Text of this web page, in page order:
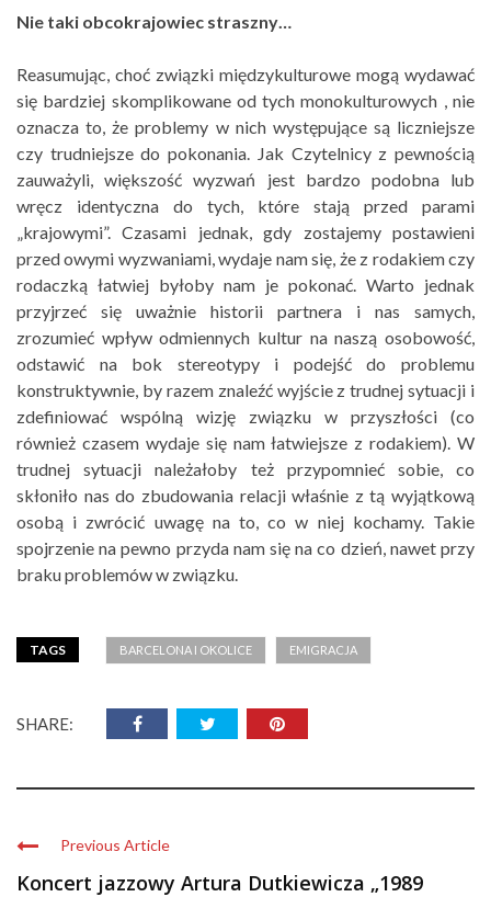
Nie taki obcokrajowiec straszny…
Reasumując, choć związki międzykulturowe mogą wydawać
się bardziej skomplikowane od tych monokulturowych , nie
oznacza to, że problemy w nich występujące są liczniejsze
czy trudniejsze do pokonania. Jak Czytelnicy z pewnością
zauważyli, większość wyzwań jest bardzo podobna lub
wręcz identyczna do tych, które stają przed parami
„krajowymi”. Czasami jednak, gdy zostajemy postawieni
przed owymi wyzwaniami, wydaje nam się, że z rodakiem czy
rodaczką łatwiej byłoby nam je pokonać. Warto jednak
przyjrzeć się uważnie historii partnera i nas samych,
zrozumieć wpływ odmiennych kultur na naszą osobowość,
odstawić na bok stereotypy i podejść do problemu
konstruktywnie, by razem znaleźć wyjście z trudnej sytuacji i
zdefiniować wspólną wizję związku w przyszłości (co
również czasem wydaje się nam łatwiejsze z rodakiem). W
trudnej sytuacji należałoby też przypomnieć sobie, co
skłoniło nas do zbudowania relacji właśnie z tą wyjątkową
osobą i zwrócić uwagę na to, co w niej kochamy. Takie
spojrzenie na pewno przyda nam się na co dzień, nawet przy
braku problemów w związku.
TAGS BARCELONA I OKOLICE EMIGRACJA
SHARE:
Previous Article
Koncert jazzowy Artura Dutkiewicza „1989